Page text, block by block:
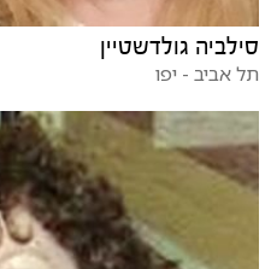
סילביה גולדשטיין
תל אביב - יפו